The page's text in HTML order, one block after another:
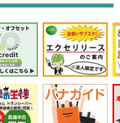
をリセット